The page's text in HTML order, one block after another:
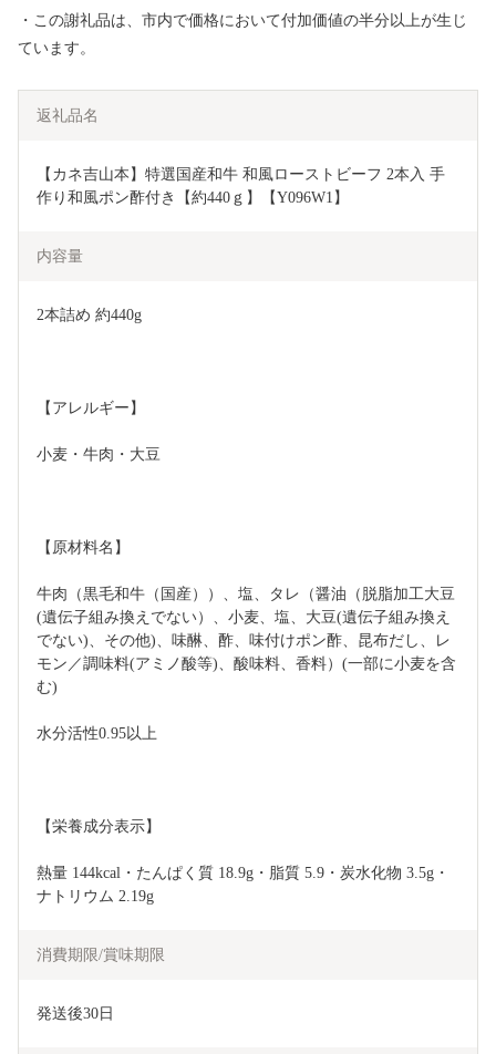
・この謝礼品は、市内で価格において付加価値の半分以上が生じ
ています。
返礼品名
【カネ吉山本】特選国産和牛 和風ローストビーフ 2本入 手
作り和風ポン酢付き【約440ｇ】【Y096W1】
内容量
2本詰め 約440g
【アレルギー】
小麦・牛肉・大豆
【原材料名】
牛肉（黒毛和牛（国産））、塩、タレ（醤油（脱脂加工大豆
(遺伝子組み換えでない）、小麦、塩、大豆(遺伝子組み換え
でない)、その他)、味醂、酢、味付けポン酢、昆布だし、レ
モン／調味料(アミノ酸等)、酸味料、香料）(一部に小麦を含
む)
水分活性0.95以上
【栄養成分表示】
熱量 144kcal・たんぱく質 18.9g・脂質 5.9・炭水化物 3.5g・
ナトリウム 2.19g
消費期限/賞味期限
発送後30日